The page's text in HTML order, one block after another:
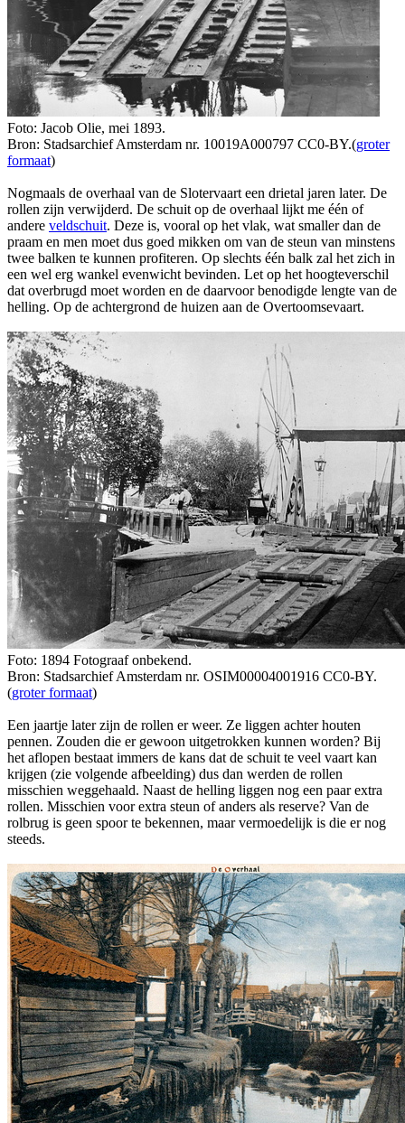
Foto: Jacob Olie, mei 1893.
Bron: Stadsarchief Amsterdam nr. 10019A000797 CC0-BY.(groter
formaat)
Nogmaals de overhaal van de Slotervaart een drietal jaren later. De
rollen zijn verwijderd. De schuit op de overhaal lijkt me één of
andere veldschuit. Deze is, vooral op het vlak, wat smaller dan de
praam en men moet dus goed mikken om van de steun van minstens
twee balken te kunnen profiteren. Op slechts één balk zal het zich in
een wel erg wankel evenwicht bevinden. Let op het hoogteverschil
dat overbrugd moet worden en de daarvoor benodigde lengte van de
helling. Op de achtergrond de huizen aan de Overtoomsevaart.
Foto: 1894 Fotograaf onbekend.
Bron: Stadsarchief Amsterdam nr. OSIM00004001916 CC0-BY.
(groter formaat)
Een jaartje later zijn de rollen er weer. Ze liggen achter houten
pennen. Zouden die er gewoon uitgetrokken kunnen worden? Bij
het aflopen bestaat immers de kans dat de schuit te veel vaart kan
krijgen (zie volgende afbeelding) dus dan werden de rollen
misschien weggehaald. Naast de helling liggen nog een paar extra
rollen. Misschien voor extra steun of anders als reserve? Van de
rolbrug is geen spoor te bekennen, maar vermoedelijk is die er nog
steeds.